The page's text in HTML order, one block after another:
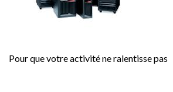
Pour que votre activité ne ralentisse pas